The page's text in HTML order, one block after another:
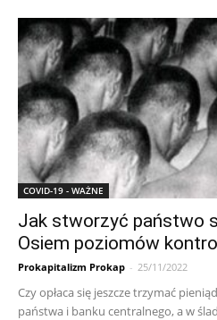
COVID-19 - WAŻNE
Jak stworzyć państwo
Osiem poziomów
Prokapitalizm Prokap - 25/11/2022
Czy opłaca się jeszcze trzymać
państwa i banku centralnego, a w